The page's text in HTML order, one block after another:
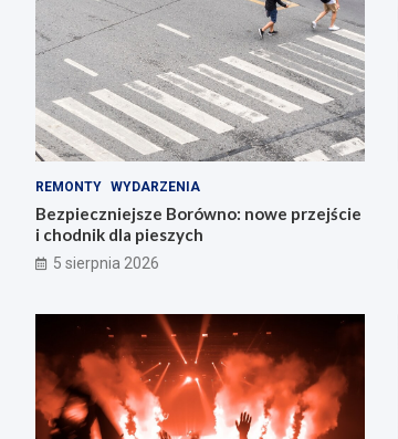
REMONTY WYDARZENIA
Bezpieczniejsze Borówno: nowe przejście
i chodnik dla pieszych
5 sierpnia 2026